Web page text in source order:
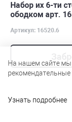
Набор их 6-ти
ободком арт.
Артикул: 16520.6
На нашем сайте
рекомендательные
Узнать подробнее